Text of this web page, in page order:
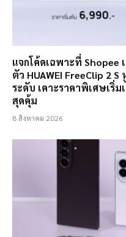
แจกโค้ดเฉพาะที่ Shopee
ตัว HUAWEI FreeClip 2
ระดับ เคาะราคาพิเศษเริ่
สุดคุ้ม
8 สิงหาคม 2026